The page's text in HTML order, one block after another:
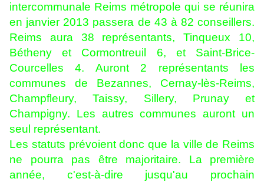
intercommunale Reims métropole qui se réunira
en janvier 2013 passera de 43 à 82 conseillers.
Reims aura 38 représentants, Tinqueux 10,
Bétheny et Cormontreuil 6, et Saint-Brice-
Courcelles 4. Auront 2 représentants les
communes de Bezannes, Cernay-lès-Reims,
Champfleury, Taissy, Sillery, Prunay et
Champigny. Les autres communes auront un
seul représentant.
Les statuts prévoient donc que la ville de Reims
ne pourra pas être majoritaire. La première
année, c'est-à-dire jusqu'au prochain